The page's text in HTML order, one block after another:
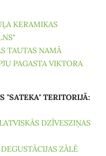
KERAMIKAS
TAUTAS NAMĀ
PAGASTA VIKTORA
"SATEKA" TERITORIJĀ:
DZĪVESZIŅAS
ZĀLĒ